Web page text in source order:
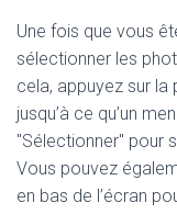
Une fois que vous
sélectionner les
cela, appuyez sur
jusqu’à ce qu’un
"Sélectionner" pour
Vous pouvez
en bas de l’écran